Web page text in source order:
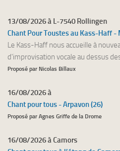
13/08/2026 à L-7540 Rollingen
Chant Pour Toustes au Kass-Haff -
Le Kass-Haff nous accueille à
d'improvisation vocale au dessus
Proposé par Nicolas Billaux
16/08/2026 à
Chant pour tous - Arpavon (26)
Proposé par Agnes Griffe de la Drome
16/08/2026 à Camors